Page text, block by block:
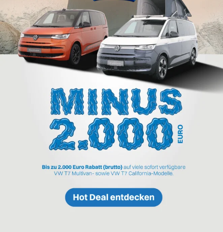
Bulli basteln
Zur Anleitung